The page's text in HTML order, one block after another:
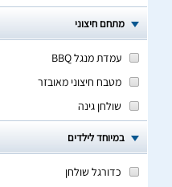
מתחם חיצוני
עמדת מנגל BBQ
מטבח חיצוני מאובזר
שולחן גינה
במיוחד לילדים
כדורגל שולחן